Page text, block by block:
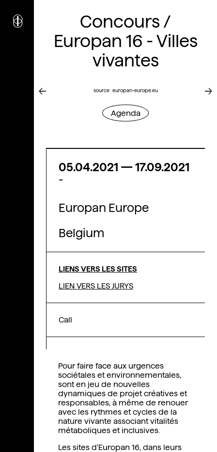
i culturel
rchitecture
Wallonie-Bruxelles
Concours /
Europan 16 - Villes
vivantes
source : europan-europe.eu
Agenda
Pour faire face aux urgences
sociétales et environnementales,
sont en jeu de nouvelles
dynamiques de projet créatives et
responsables, à même de renouer
avec les rythmes et cycles de la
nature vivante associant vitalités
métaboliques et inclusives.
Les sites d’Europan 16, dans leurs
05.04.2021 —17.09.2021
-
Europan Europe
Belgium
LIENS VERS LES SITES
LIEN VERS LES JURYS
Call